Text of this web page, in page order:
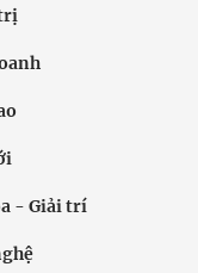
- Giải trí